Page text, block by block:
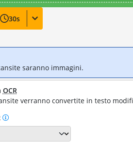
30s
saranno immagini.
OCR
verranno convertite in testo